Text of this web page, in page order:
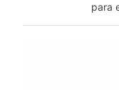
para